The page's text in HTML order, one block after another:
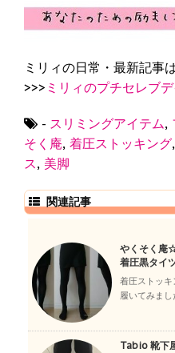
ミリィの日常・最新記事
>>> ミリィのプチセレブ
- スリミングアイテム,
そく庵, 着圧ストッキング,
ス, 美脚
関連記事
やくそく庵
着圧黒タイ
着圧ストッ
履いてみまし
Tabio 靴下